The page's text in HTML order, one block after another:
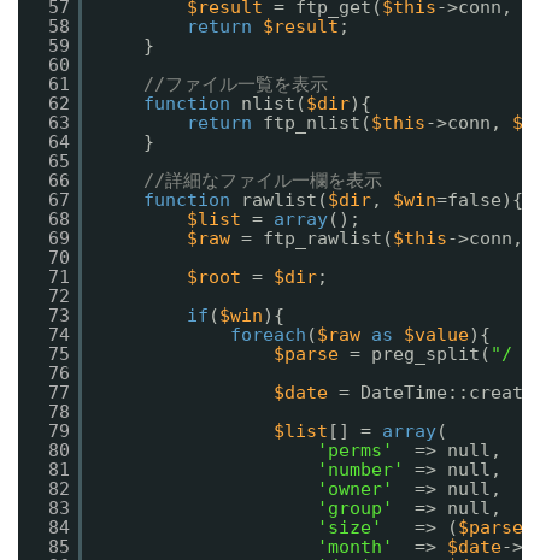
57
58
59
60
61
62
63
64
65
66
67
68
69
70
71
72
73
74
75
76
77
78
79
80
81
82
83
84
85
$result = ftp_get($this->conn,
return
$result ;
}
//ファイル一覧を表示
function
nlist($dir){
return
ftp_nlist($this->conn,
}
//詳細なファイル一欄を表示
function
rawlist($dir, $win=false){
$list = array();
$raw = ftp_rawlist($this->conn,
$root = $dir;
if ($win){
foreach ($raw as $value){
$parse = preg_split( "/
$date =
$list [] = array(
'perms'
=> null,
'number'
=> null,
'owner'
=> null,
'group'
=> null,
'size'
=> ($parse
'month'
=> $date-